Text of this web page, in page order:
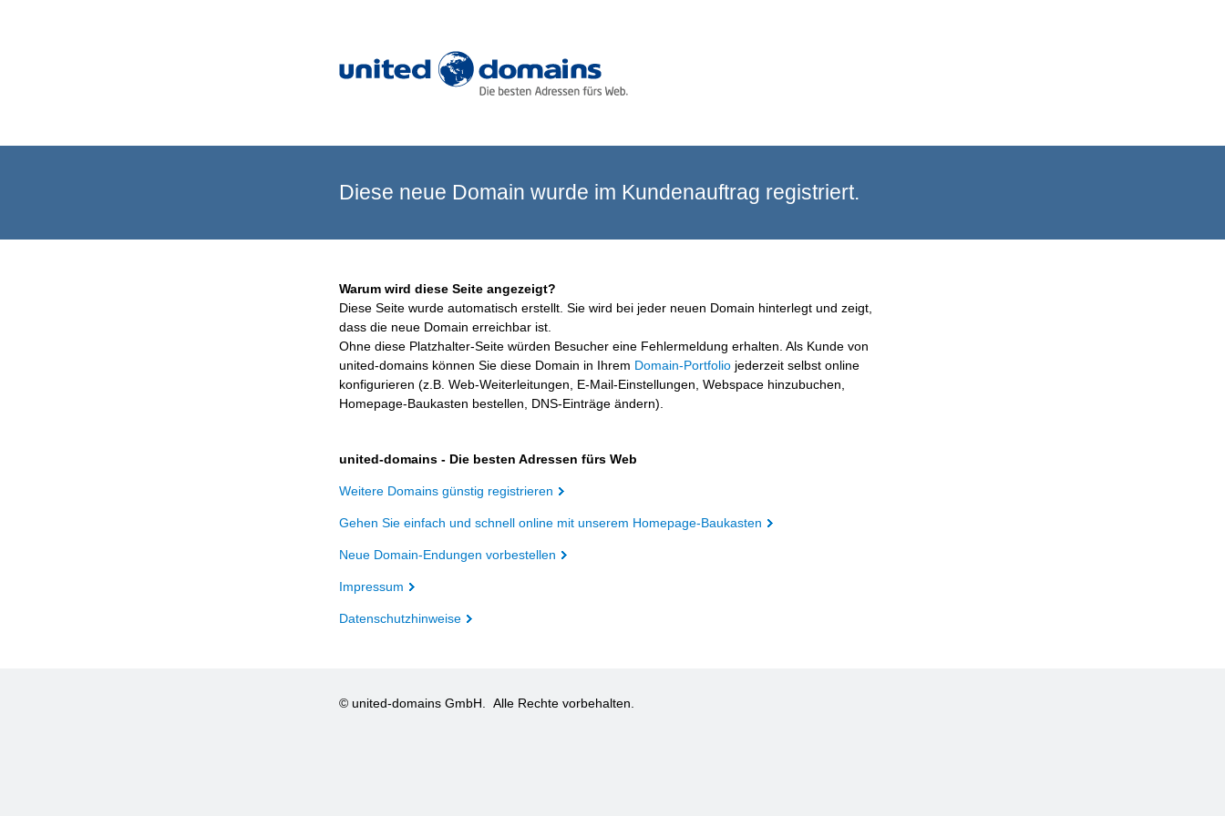
Diese neue Domain wurde im Kundenauftrag registriert.
Warum wird diese Seite angezeigt?
Diese Seite wurde automatisch erstellt. Sie wird bei jeder neuen Domain hinterlegt und zeigt,
dass die neue Domain erreichbar ist.
Ohne diese Platzhalter-Seite würden Besucher eine Fehlermeldung erhalten. Als Kunde von
united-domains können Sie diese Domain in Ihrem Domain-Portfolio jederzeit selbst online
konfigurieren (z.B. Web-Weiterleitungen, E-Mail-Einstellungen, Webspace hinzubuchen,
Homepage-Baukasten bestellen, DNS-Einträge ändern).
united-domains - Die besten Adressen fürs Web
Weitere Domains günstig registrieren
Gehen Sie einfach und schnell online mit unserem Homepage-Baukasten
Neue Domain-Endungen vorbestellen
Impressum
Datenschutzhinweise
© united-domains GmbH. Alle Rechte vorbehalten.